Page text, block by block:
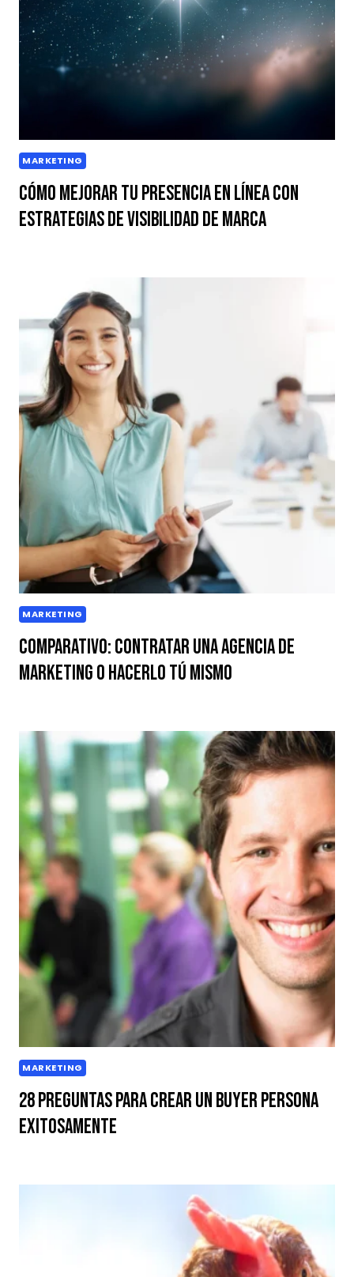
MARKETING
Cómo Mejorar tu Presencia en Línea con
Estrategias de Visibilidad de Marca
MARKETING
Comparativo: contratar una agencia de
marketing o hacerlo tú mismo
MARKETING
28 preguntas para crear un buyer persona
exitosamente